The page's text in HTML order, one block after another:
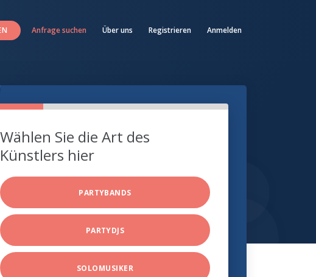
Anfrage suchen Über uns Registrieren Anmelden
Wählen Sie die Art des
Künstlers hier
PARTYBANDS
PARTYDJS
SOLOMUSIKER